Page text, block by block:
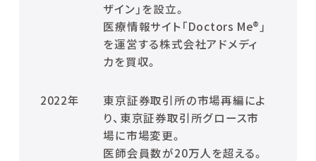
ザイン」を設立。
医療情報サイト「Doctors Me®」
を運営する株式会社アドメディ
カを買収。
2022年
東京証券取引所の市場再編によ
り、東京証券取引所グロース市
場に市場変更。
医師会員数が20万人を超える。